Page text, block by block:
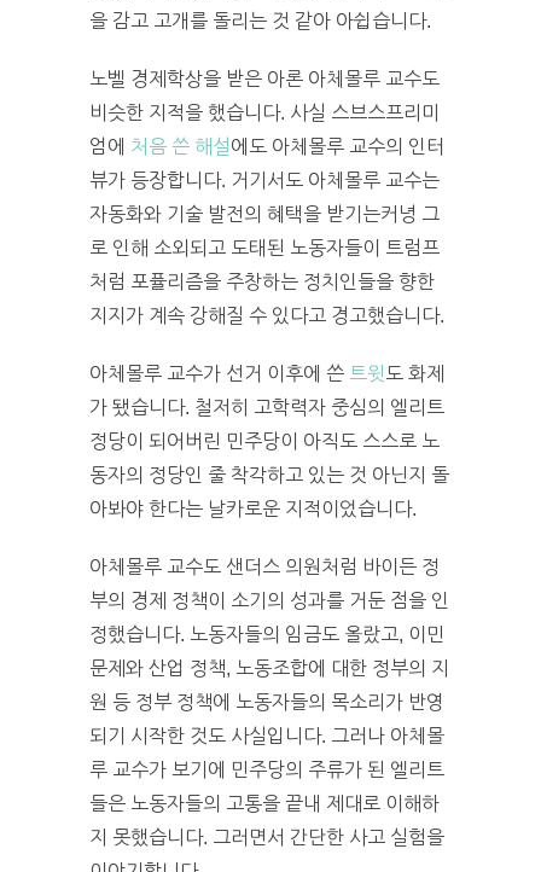
을 감고 고개를 돌리는 것 같아 아쉽습니다.
노벨 경제학상을 받은 아론 아체몰루 교수도
비슷한 지적을 했습니다. 사실 스브스프리미
엄에 처음 쓴 해설에도 아체몰루 교수의 인터
뷰가 등장합니다. 거기서도 아체몰루 교수는
자동화와 기술 발전의 혜택을 받기는커녕 그
로 인해 소외되고 도태된 노동자들이 트럼프
처럼 포퓰리즘을 주창하는 정치인들을 향한
지지가 계속 강해질 수 있다고 경고했습니다.
아체몰루 교수가 선거 이후에 쓴 트윗도 화제
가 됐습니다. 철저히 고학력자 중심의 엘리트
정당이 되어버린 민주당이 아직도 스스로 노
동자의 정당인 줄 착각하고 있는 것 아닌지 돌
아봐야 한다는 날카로운 지적이었습니다.
아체몰루 교수도 샌더스 의원처럼 바이든 정
부의 경제 정책이 소기의 성과를 거둔 점을 인
정했습니다. 노동자들의 임금도 올랐고, 이민
문제와 산업 정책, 노동조합에 대한 정부의 지
원 등 정부 정책에 노동자들의 목소리가 반영
되기 시작한 것도 사실입니다. 그러나 아체몰
루 교수가 보기에 민주당의 주류가 된 엘리트
들은 노동자들의 고통을 끝내 제대로 이해하
지 못했습니다. 그러면서 간단한 사고 실험을